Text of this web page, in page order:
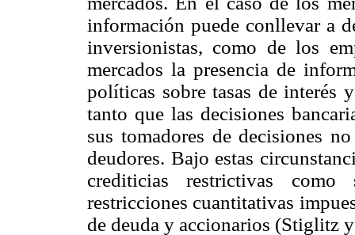
información puede conllevar a
inversionistas, como de los
mercados la presencia de
políticas sobre tasas de interés
tanto que las decisiones
sus tomadores de decisiones
deudores. Bajo estas
crediticias restrictivas
restricciones cuantitativas
de deuda y accionarios (Stiglitz